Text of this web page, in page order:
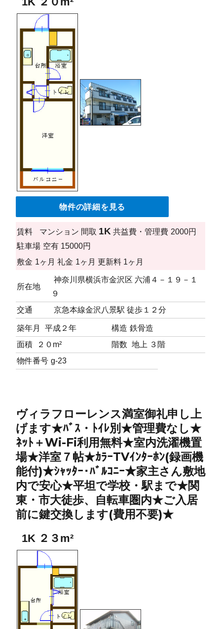
物件の詳細を見る
賃料 マンション 間取 1K 共益費・管理費 2000円
駐車場 空有 15000円
敷金 1ヶ月 礼金 1ヶ月 更新料 1ヶ月
所在地
神奈川県横浜市金沢区 六浦４－１９－１
９
交通
京急本線金沢八景駅 徒歩１２分
築年月 平成２年 構造 鉄骨造
面積
２０m² 階数 地上 ３階
物件番号 g-23
ヴィラフローレンス満室御礼申し上
げます★ﾊﾞｽ・ﾄｲﾚ別★管理費なし★
ﾈｯﾄ＋Wi-Fi利用無料★室内洗濯機置
場★洋室７帖★ｶﾗｰTVｲﾝﾀｰﾎﾝ(録画機
能付)★ｼｬｯﾀｰ･ﾊﾞﾙｺﾆｰ★家主さん敷地
内で安心★平坦で学校・駅まで★関
東・市大徒歩、自転車圏内★ご入居
前に鍵交換します(費用不要)★
1K ２３m²